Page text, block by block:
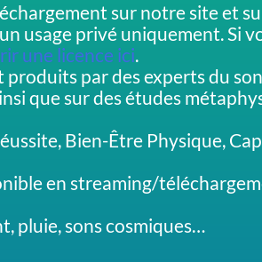
sur notre site et
usage privé uniquement. Si
une licence ici.
par des experts du
que sur des études
Bien-Être Physique,
en streaming/
pluie, sons cosmiques…